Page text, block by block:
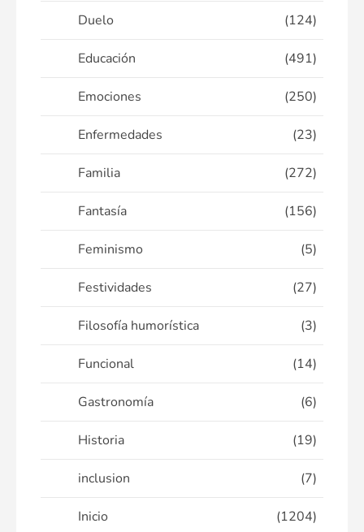
Duelo (124)
Educación (491)
Emociones (250)
Enfermedades (23)
Familia (272)
Fantasía (156)
Feminismo (5)
Festividades (27)
Filosofía humorística (3)
Funcional (14)
Gastronomía (6)
Historia (19)
inclusion (7)
Inicio (1204)